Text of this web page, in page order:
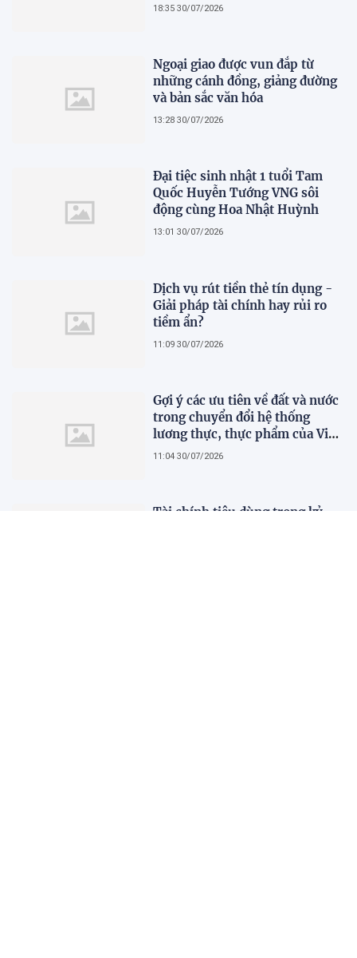
18:35 30/07/2026
Ngoại giao được vun đắp từ
những cánh đồng, giảng đường
và bản sắc văn hóa
13:28 30/07/2026
Đại tiệc sinh nhật 1 tuổi Tam
Quốc Huyễn Tướng VNG sôi
động cùng Hoa Nhật Huỳnh
13:01 30/07/2026
Dịch vụ rút tiền thẻ tín dụng -
Giải pháp tài chính hay rủi ro
tiềm ẩn?
11:09 30/07/2026
Gợi ý các ưu tiên về đất và nước
trong chuyển đổi hệ thống
lương thực, thực phẩm của Việt
Nam theo FAO Roadmap
11:04 30/07/2026
Tài chính tiêu dùng trong kỷ